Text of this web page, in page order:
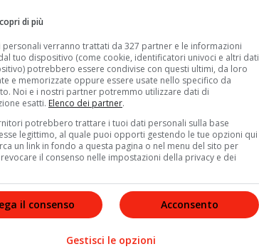
esisterebbe un
i francesi di origine straniera.
chiaro della nostra politica“. Nel suo
Ius solie l’espulsionesistematica di “tutti i
i sondaggi lo vedono in calo rispetto
lo davano davanti a
.
di più
personali verranno trattati da 327 partner e le informazioni
tuo dispositivo (come cookie, identificatori univoci e altri dati
potrebbero essere condivise con questi ultimi, da loro
e memorizzate oppure essere usate nello specifico da
Noi e i nostri partner potremmo utilizzare dati di
esatti. Elenco dei partner.
potrebbero trattare i tuoi dati personali sulla base
legittimo, al quale puoi opporti gestendo le tue opzioni qui
un link in fondo a questa pagina o nel menu del sito per
il consenso nelle impostazioni della privacy e dei
Acconsento
il consenso
Gestisci le opzioni